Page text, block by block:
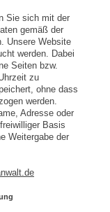
Sie sich mit der
gemäß der
Unsere Website
werden. Dabei
Seiten bzw.
zu
ohne dass
werden.
Adresse oder
Basis
Weitergabe der